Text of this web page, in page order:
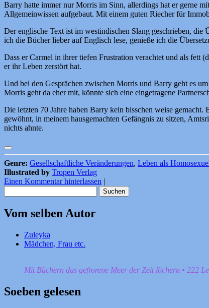
Barry hatte immer nur Morris im Sinn, allerdings hat er gerne
Allgemeinwissen aufgebaut. Mit einem guten Riecher für
Der englische Text ist im westindischen Slang geschrieben,
ich die Bücher lieber auf Englisch lese, genieße ich die
Dass er Carmel in ihrer tiefen Frustration verachtet und als fett
er ihr Leben zerstört hat.
Und bei den Gesprächen zwischen Morris und Barry geht es
Morris geht da eher mit, könnte sich eine eingetragene
Die letzten 70 Jahre haben Barry kein bisschen weise
gewöhnt, in meinem hausgemachten Gefängnis zu sitzen,
nichts ahnte.
Genre: Gesellschaftliche Veränderungen, Leben als
Illustrated by Tropen Verlag
Einen Kommentar hinterlassen
nach:
Vom selben Autor
Zuleyka
Mädchen, Frau etc.
Mit Büchern das gefrorene Meer der Zeit löchern • 222
Soeben gelesen